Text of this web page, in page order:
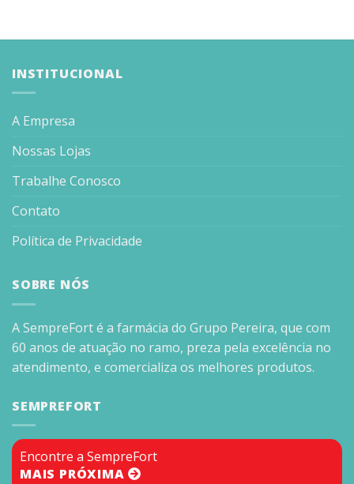
INSTITUCIONAL
A Empresa
Nossas Lojas
Trabalhe Conosco
Contato
Política de Privacidade
SOBRE NÓS
A SempreFort é a farmácia do Grupo Pereira, que com
60 anos de atuação no ramo, preza pela excelência no
atendimento, e comercializa os melhores produtos.
SEMPREFORT
Encontre a SempreFort
MAIS PRÓXIMA